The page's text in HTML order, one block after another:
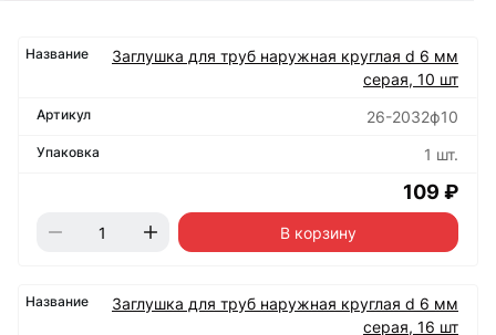
Заглушка для труб наружная круглая d 6 мм
серая, 10 шт
26-2032ф10
1 шт.
109 ₽
В корзину
Заглушка для труб наружная круглая d 6 мм
серая, 16 шт